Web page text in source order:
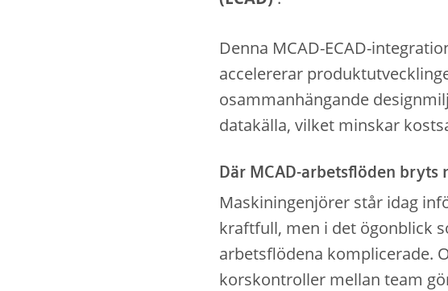
Denna MCAD-ECAD-
accelererar
osammanhängande
datakälla, vilket minskar
Där MCAD-arbetsflöden bryts
Maskiningenjörer står idag
kraftfull, men i det ögonblick
arbetsflödena komplicerade.
korskontroller mellan team